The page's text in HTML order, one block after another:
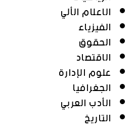
الاعلام الألي
الفيزياء
الحقوق
الاقتصاد
علوم الإدارة
الجغرافيا
الأدب العربي
التاريخ